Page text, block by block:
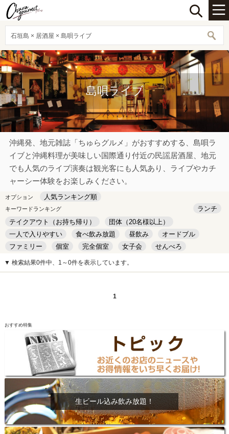
石垣島 × 居酒屋 × 島唄ライブ
島唄ライブ
沖縄発、地元雑誌「ちゅらグルメ」がおすすめする、島唄ラ
イブと沖縄料理が美味しい国際通り付近の民謡居酒屋、地元
でも人気のライブ演奏は観光客にも人気あり、ライブやカチ
ャーシー体験をお楽しみください。
オプション 人気ランキング順
キーワードランキング
ランチ
テイクアウト（お持ち帰り）
団体（20名様以上）
一人で入りやすい
食べ飲み放題 昼飲み
オードブル
ファミリー
個室 完全個室 女子会
せんべろ
キッズルーム
安い デート
▼ 検索結果0件中、1～0件を表示しています。
1
おすすめ特集
生ビール込み飲み放題！